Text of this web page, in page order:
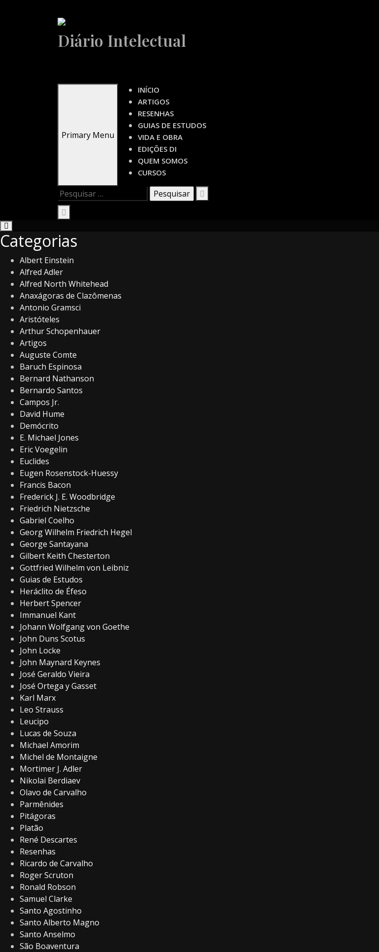
Diário Intelectual
Primary Menu
INÍCIO
ARTIGOS
RESENHAS
GUIAS DE ESTUDOS
VIDA E OBRA
EDIÇÕES DI
QUEM SOMOS
CURSOS
Pesquisar
por:
Categorias
Albert Einstein
Alfred Adler
Alfred North Whitehead
Anaxágoras de Clazômenas
Antonio Gramsci
Aristóteles
Arthur Schopenhauer
Artigos
Auguste Comte
Baruch Espinosa
Bernard Nathanson
Bernardo Santos
Campos Jr.
David Hume
Demócrito
E. Michael Jones
Eric Voegelin
Euclides
Eugen Rosenstock-Huessy
Francis Bacon
Frederick J. E. Woodbridge
Friedrich Nietzsche
Gabriel Coelho
Georg Wilhelm Friedrich Hegel
George Santayana
Gilbert Keith Chesterton
Gottfried Wilhelm von Leibniz
Guias de Estudos
Heráclito de Éfeso
Herbert Spencer
Immanuel Kant
Johann Wolfgang von Goethe
John Duns Scotus
John Locke
John Maynard Keynes
José Geraldo Vieira
José Ortega y Gasset
Karl Marx
Leo Strauss
Leucipo
Lucas de Souza
Michael Amorim
Michel de Montaigne
Mortimer J. Adler
Nikolai Berdiaev
Olavo de Carvalho
Parmênides
Pitágoras
Platão
René Descartes
Resenhas
Ricardo de Carvalho
Roger Scruton
Ronald Robson
Samuel Clarke
Santo Agostinho
Santo Alberto Magno
Santo Anselmo
São Boaventura